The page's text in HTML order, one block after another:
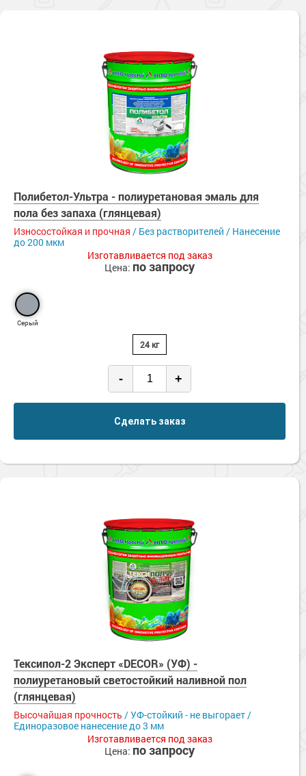
Полибетол-Ультра - полиуретановая эмаль для
пола без запаха (глянцевая)
Износостойкая и прочная / Без растворителей / Нанесение
до 200 мкм
Изготавливается под заказ
Цена: по запросу
Серый
24 кг
- +
Сделать заказ
Тексипол-2 Эксперт «DECOR» (УФ) -
полиуретановый светостойкий наливной пол
(глянцевая)
Высочайшая прочность / УФ-стойкий - не выгорает /
Единоразовое нанесение до 3 мм
Изготавливается под заказ
Цена: по запросу